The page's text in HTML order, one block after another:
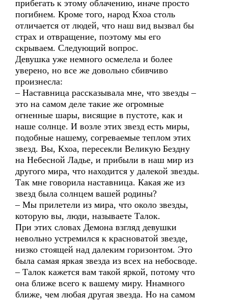
прибегать к этому облачению, иначе просто
погибнем. Кроме того, народ Кхоа столь
отличается от людей, что наш вид вызвал бы
страх и отвращение, поэтому мы его
скрываем. Следующий вопрос.
Девушка уже немного осмелела и более
уверено, но все же довольно сбивчиво
произнесла:
– Наставница рассказывала мне, что звезды –
это на самом деле такие же огромные
огненные шары, висящие в пустоте, как и
наше солнце. И возле этих звезд есть миры,
подобные нашему, согреваемые теплом этих
звезд. Вы, Кхоа, пересекли Великую Бездну
на Небесной Ладье, и прибыли в наш мир из
другого мира, что находится у далекой звезды.
Так мне говорила наставница. Какая же из
звезд была солнцем вашей родины?
– Мы прилетели из мира, что около звезды,
которую вы, люди, называете Талок.
При этих словах Демона взгляд девушки
невольно устремился к красноватой звезде,
низко стоящей над далеким горизонтом. Это
была самая яркая звезда из всех на небосводе.
– Талок кажется вам такой яркой, потому что
она ближе всего к вашему миру. Ннамного
ближе, чем любая другая звезда. Но на самом